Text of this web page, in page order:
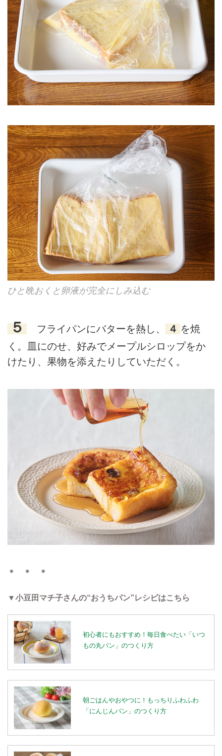
ひと晩おくと卵液が完全にしみ込む
５ フライパンにバターを熱し、 ４ を焼
く。皿にのせ、好みでメープルシロップをか
けたり、果物を添えたりしていただく。
＊ ＊ ＊
▼小豆田マチ子さんの“おうちパン”レシピはこちら
初心者にもおすすめ！毎日食べたい「いつ
もの丸パン」のつくり方
朝ごはんやおやつに！もっちりふわふわ
「にんじんパン」のつくり方